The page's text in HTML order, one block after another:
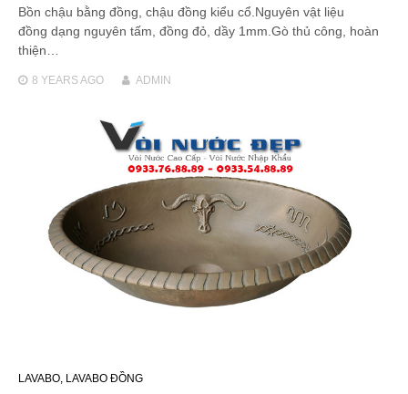
Bồn chậu bằng đồng, chậu đồng kiểu cổ.Nguyên vật liệu
đồng dạng nguyên tấm, đồng đỏ, dầy 1mm.Gò thủ công, hoàn
thiện…
8 YEARSAGO ADMIN
LAVABO, LAVABO ĐỒNG